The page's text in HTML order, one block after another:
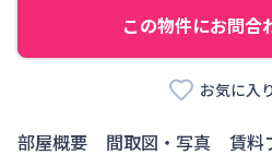
この物件にお問合
お気に入
部屋概要 間取図・写真 賃料